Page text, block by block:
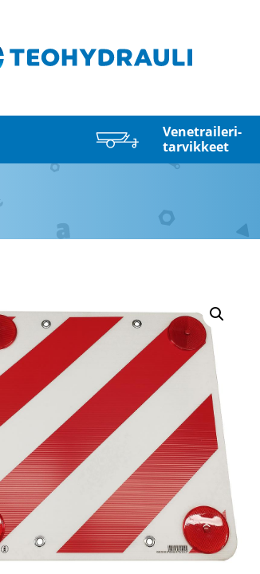
Venetraileri­
tarvikkeet